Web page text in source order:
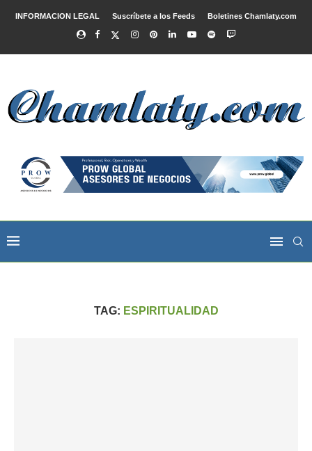
INFORMACION LEGAL Suscríbete a los Feeds Boletines Chamlaty.com
TAG: ESPIRITUALIDAD